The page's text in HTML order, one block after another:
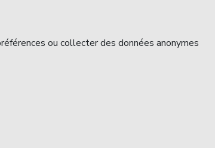
ou collecter des données anonymes